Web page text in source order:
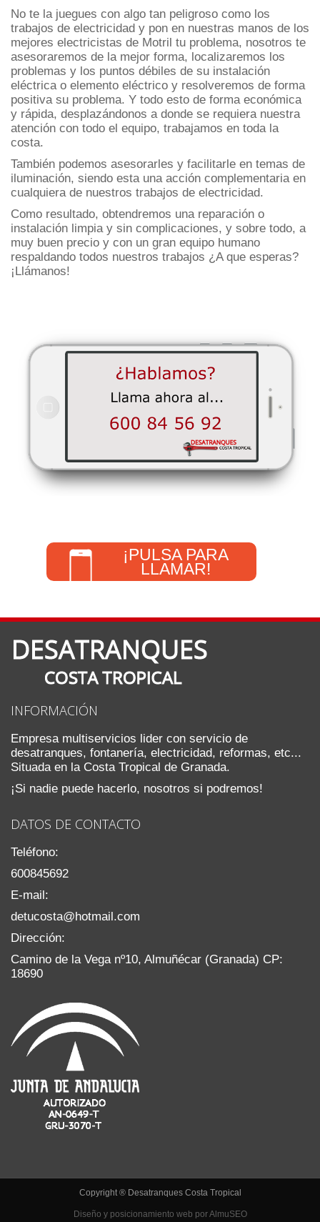
No te la juegues con algo tan peligroso como los
trabajos de electricidad y pon en nuestras manos de los
mejores electricistas de Motril tu problema, nosotros te
asesoraremos de la mejor forma, localizaremos los
problemas y los puntos débiles de su instalación
eléctrica o elemento eléctrico y resolveremos de forma
positiva su problema. Y todo esto de forma económica
y rápida, desplazándonos a donde se requiera nuestra
atención con todo el equipo, trabajamos en toda la
costa.
También podemos asesorarles y facilitarle en temas de
iluminación, siendo esta una acción complementaria en
cualquiera de nuestros trabajos de electricidad.
Como resultado, obtendremos una reparación o
instalación limpia y sin complicaciones, y sobre todo, a
muy buen precio y con un gran equipo humano
respaldando todos nuestros trabajos ¿A que esperas?
¡Llámanos!
¡PULSA PARA
LLAMAR!
INFORMACIÓN
Empresa multiservicios lider con servicio de
desatranques, fontanería, electricidad, reformas, etc...
Situada en la Costa Tropical de Granada.
¡Si nadie puede hacerlo, nosotros si podremos!
DATOS DE CONTACTO
Teléfono:
600845692
E-mail:
detucosta@hotmail.com
Dirección:
Camino de la Vega nº10, Almuñécar (Granada) CP:
18690
Copyright ® Desatranques Costa Tropical
Diseño y posicionamiento web por AlmuSEO